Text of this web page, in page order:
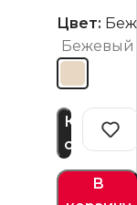
Цвет:
Бежевый
В
Купить
сейчас